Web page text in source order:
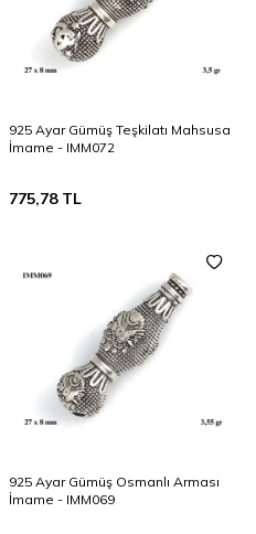
925 Ayar Gümüş Teşkilatı Mahsusa
İmame - IMM072
775,78TL
925 Ayar Gümüş Osmanlı Arması
İmame - IMM069